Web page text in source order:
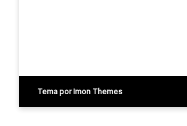
Tema por Imon Themes